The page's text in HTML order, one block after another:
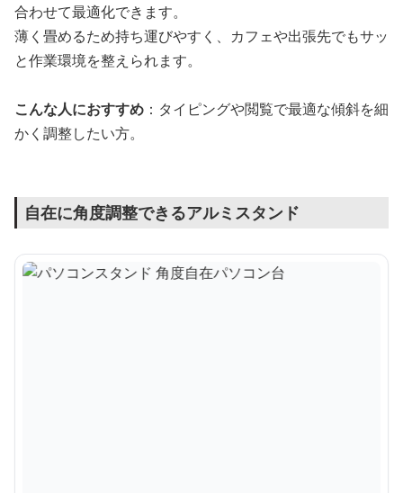
合わせて最適化できます。
薄く畳めるため持ち運びやすく、カフェや出張先でもサッ
と作業環境を整えられます。
こんな人におすすめ ：タイピングや閲覧で最適な傾斜を細
かく調整したい方。
自在に角度調整できるアルミスタンド